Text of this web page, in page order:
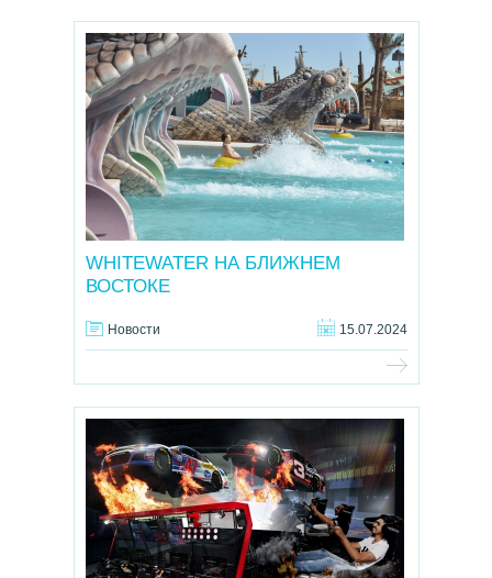
WHITEWATER НА БЛИЖНЕМ
ВОСТОКЕ
Новости 15.07.2024